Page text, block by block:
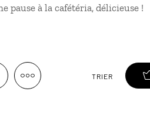
pause à la cafétéria, délicieuse !
TRIER